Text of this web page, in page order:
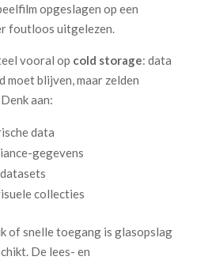
opgeslagen op een
foutloos uitgelezen.
vooral op cold storage: data
moet blijven, maar zelden
aan:
data
gegevens
collecties
of snelle toegang is glasopslag
De lees- en